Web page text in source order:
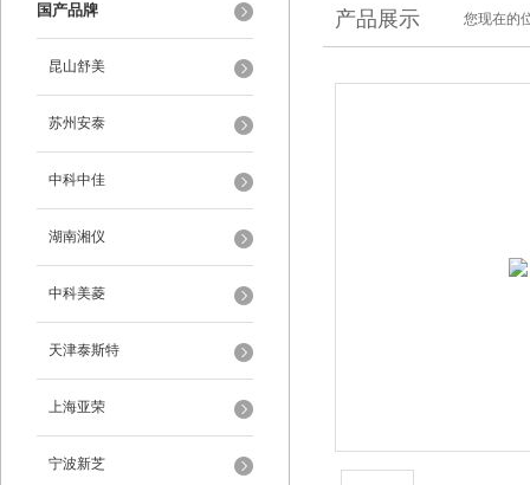
国产品牌
昆山舒美
苏州安泰
中科中佳
湖南湘仪
中科美菱
天津泰斯特
上海亚荣
宁波新芝
产品展示 您现在的